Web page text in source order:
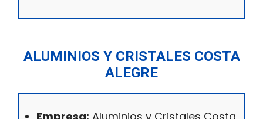
ALUMINIOS Y CRISTALES COSTA
ALEGRE